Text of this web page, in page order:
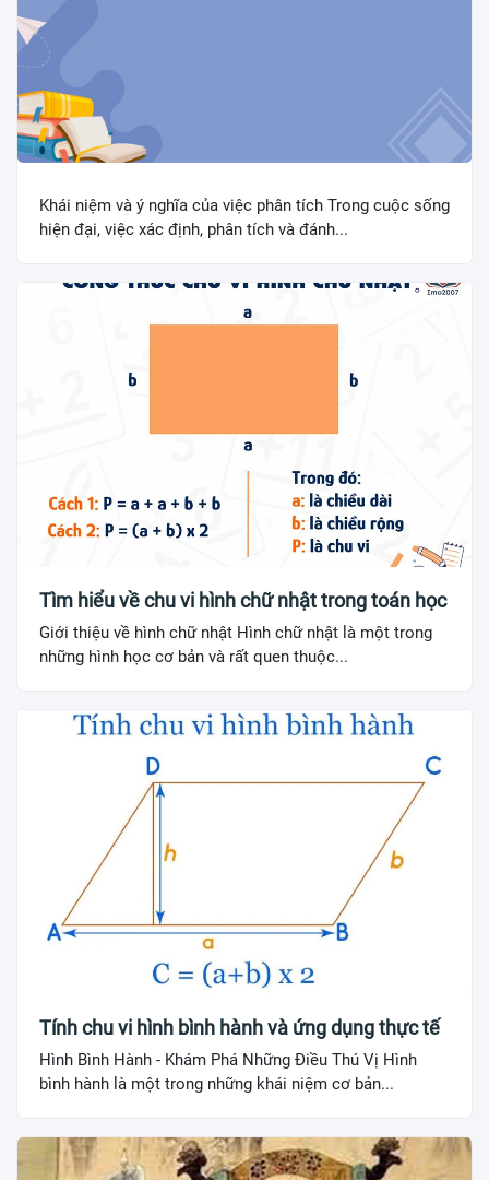
Khái niệm và ý nghĩa của việc phân tích Trong cuộc sống
hiện đại, việc xác định, phân tích và đánh...
Tìm hiểu về chu vi hình chữ nhật trong toán học
Giới thiệu về hình chữ nhật Hình chữ nhật là một trong
những hình học cơ bản và rất quen thuộc...
Tính chu vi hình bình hành và ứng dụng thực tế
Hình Bình Hành - Khám Phá Những Điều Thú Vị Hình
bình hành là một trong những khái niệm cơ bản...